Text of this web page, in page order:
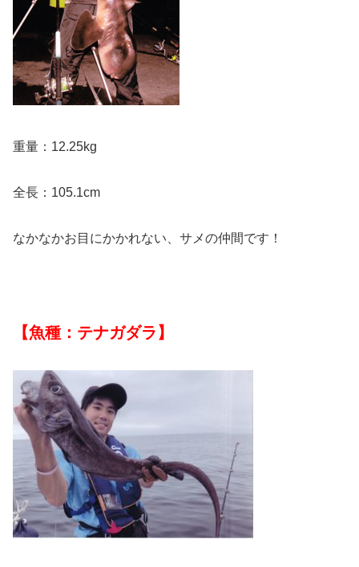
重量：12.25kg
全長：105.1cm
なかなかお目にかかれない、サメの仲間です！
【魚種：テナガダラ】